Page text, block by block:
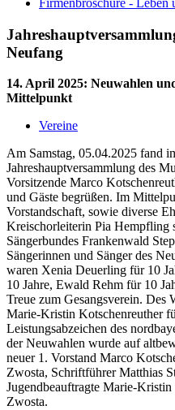
Firmenbroschüre - Leben
Neufang
14. April 2025: Neuwahlen
Mittelpunkt
Vereine
Am Samstag, 05.04.2025 fand
Jahreshauptversammlung des
Vorsitzende Marco
und Gäste begrüßen. Im
Vorstandschaft, sowie diverse
Kreischorleiterin Pia Hempfling
Sängerbundes Frankenwald
Sängerinnen und Sänger des
waren Xenia Deuerling für 10
10 Jahre, Ewald Rehm für 10
Treue zum Gesangsverein. Des
Marie-Kristin Kotschenreuther
Leistungsabzeichen des
der Neuwahlen wurde auf
neuer 1. Vorstand Marco
Zwosta, Schriftführer Matthias
Jugendbeauftragte Marie-
Zwosta.